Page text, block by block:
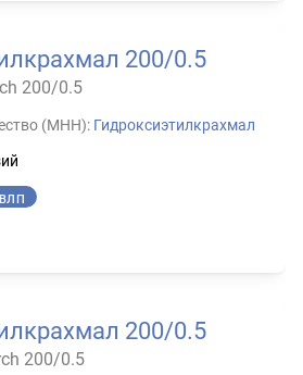
200/0.5
200/0.5
(МНН): Гидроксиэтилкрахмал
200/0.5
200/0.5